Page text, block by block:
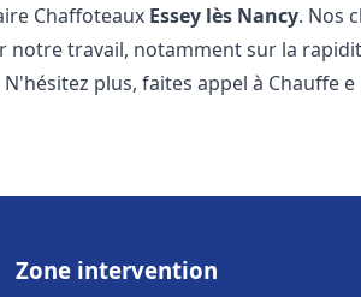
Chaffoteaux Essey lès Nancy. Nos
notre travail, notamment sur la
plus, faites appel à Chauffe e
Zone intervention